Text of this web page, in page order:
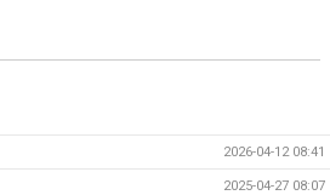
2026-04-12 08:41
2025-04-27 08:07